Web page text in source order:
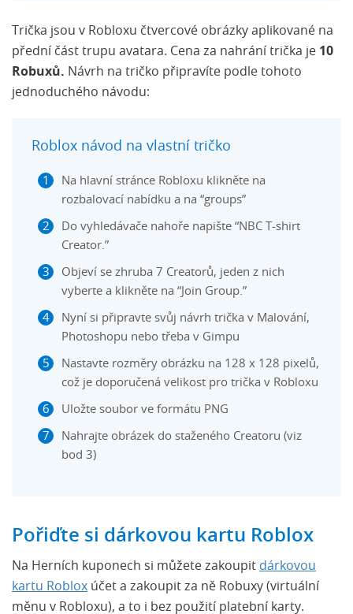
Trička jsou v Robloxu čtvercové obrázky aplikované na
přední část trupu avatara. Cena za nahrání trička je 10
Robuxů. Návrh na tričko připravíte podle tohoto
jednoduchého návodu:
Roblox návod na vlastní tričko
Na hlavní stránce Robloxu klikněte na
rozbalovací nabídku a na “groups”
Do vyhledávače nahoře napište “NBC T-shirt
Creator.”
Objeví se zhruba 7 Creatorů, jeden z nich
vyberte a klikněte na “Join Group.”
Nyní si připravte svůj návrh trička v Malování,
Photoshopu nebo třeba v Gimpu
Nastavte rozměry obrázku na 128 x 128 pixelů,
což je doporučená velikost pro trička v Robloxu
Uložte soubor ve formátu PNG
Nahrajte obrázek do staženého Creatoru (viz
bod 3)
Pořiďte si dárkovou kartu Roblox
Na Herních kuponech si můžete zakoupit dárkovou
kartu Roblox účet a zakoupit za ně Robuxy (virtuální
měnu v Robloxu), a to i bez použití platební karty.